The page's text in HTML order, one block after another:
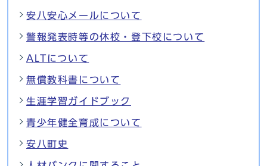
安八安心メールについて
警報発表時等の休校・登下校について
ALTについて
無償教科書について
生涯学習ガイドブック
青少年健全育成について
安八町史